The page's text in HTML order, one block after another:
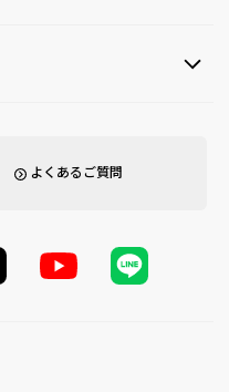
よくあるご質問